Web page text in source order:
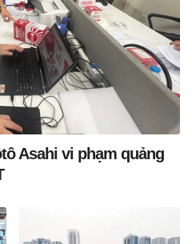
Asahi vi phạm quảng